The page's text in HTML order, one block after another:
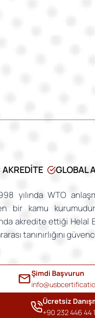
GLOBAL
yılında WTO
bir kamu
akredite ettiği Helal
tanınırlığını
Şimdi Başvurun
Ücretsiz
+90 232 446 44